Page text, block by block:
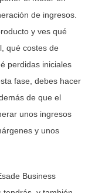
de ingresos.
y ves qué
qué costes de
perdidas iniciales
fase, debes hacer
de que el
unos ingresos
y unos
Business